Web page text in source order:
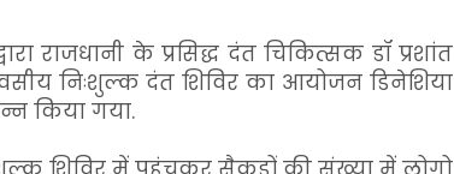
राजधानी के प्रसिद्ध दंत चिकित्सक डॉ प्रशांत
निःशुल्क दंत शिविर का आयोजन डिनेशिया
किया गया.